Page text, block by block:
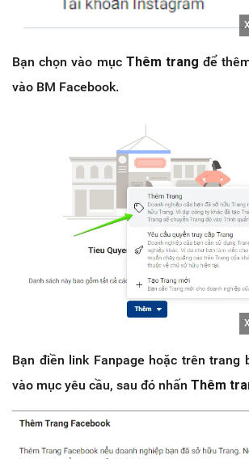
Bạn chọn vào mục Thêm trangđể
vào BM Facebook.
Bạn điền link Fanpage hoặc trên trang
vào mục yêu cầu, sau đó nhấn Thêm